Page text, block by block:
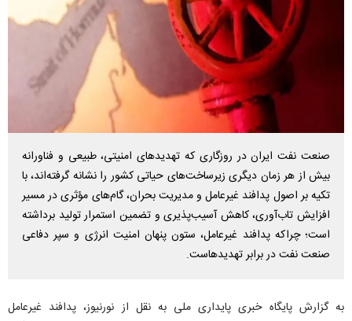
صنعت نفت ایران در روزگاری که تهدید‌های امنیتی، طبیعی و فناورانه
بیش از هر زمان دیگری زیرساخت‌های حیاتی کشور را نشانه گرفته‌اند، با
تکیه بر اصول پدافند غیرعامل و مدیریت بحران، گام‌های مؤثری در مسیر
افزایش تاب‌آوری، کاهش آسیب‌پذیری و تضمین استمرار تولید برداشته
است؛ چراکه پدافند غیرعامل، ستون پنهان امنیت انرژی و سپر دفاعی
صنعت نفت در برابر تهدیدهاست.
به گزارش پایگاه خبری پایداری ملی به نقل از نورنیوز، پدافند غیرعامل